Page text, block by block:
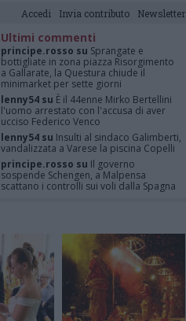
Accedi Invia contributo Newsletter
Ultimi commenti
principe.rosso su Sprangate e
bottigliate in zona piazza Risorgimento
a Gallarate, la Questura chiude il
minimarket per sette giorni
lenny54 su È il 44enne Mirko Bertellini
l'uomo arrestato con l'accusa di aver
ucciso Federico Venco
lenny54 su Insulti al sindaco Galimberti,
vandalizzata a Varese la piscina Copelli
principe.rosso su Il governo
sospende Schengen, a Malpensa
scattano i controlli sui voli dalla Spagna
Felice su
Il governo sospende
Schengen, a Malpensa scattano i
controlli sui voli dalla Spagna